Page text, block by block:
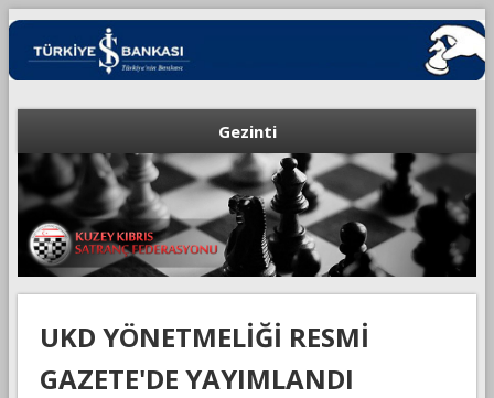
Gezinti
UKD YÖNETMELİĞİ RESMİ
GAZETE'DE YAYIMLANDI